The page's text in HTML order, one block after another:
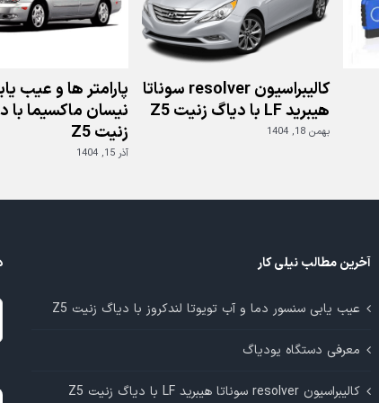
کالیبراسیون resolver سوناتا
هیبرید LF با دیاگ زنیت Z5
بهمن 18, 1404
پارامتر ها و عیب
نیسان ماکسیما با
زنیت Z5
آذر 15, 1404
آخرین مطالب نیلی کار
عیب یابی سنسور دما و آب تویوتا لندکروز با دیاگ زنیت Z5
معرفی دستگاه یودیاگ
کالیبراسیون resolver سوناتا هیبرید LF با دیاگ زنیت Z5